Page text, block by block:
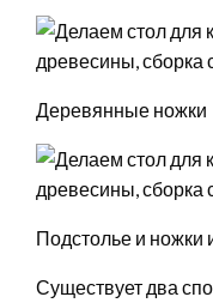
Деревянные ножки
Подстолье и ножки
Существует два